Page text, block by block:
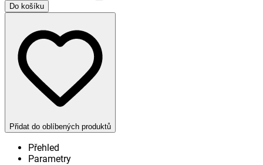
Do košíku
Přidat do oblíbených produktů
Přehled
Parametry